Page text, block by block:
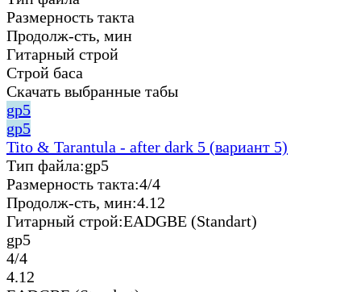
Размерность такта
Продолж-сть, мин
Гитарный строй
Строй баса
Скачать выбранные табы
gp5
gp5
Tito & Tarantula - after dark 5 (вариант 5)
Тип файла:gp5
Размерность такта:4/4
Продолж-сть, мин:4.12
Гитарный строй:EADGBE (Standart)
gp5
4/4
4.12